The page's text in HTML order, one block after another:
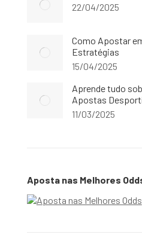
22/04/2025
Como Apostar
Estratégias
15/04/2025
Aprende tudo
Apostas
11/03/2025
Aposta nas Melhores